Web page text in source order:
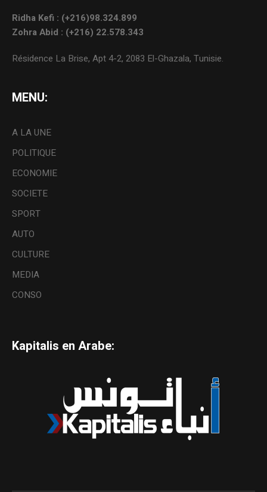
Ridha Kefi : (+216)98.324.899
Zohra Abid : (+216) 22.578.343
Résidence La Brise, Apt 4-2, 2083 El-Ghazala, Tunisie.
MENU:
A LA UNE
POLITIQUE
ECONOMIE
SOCIETE
SPORT
AUTO
CULTURE
MEDIA
CONSO
Kapitalis en Arabe: